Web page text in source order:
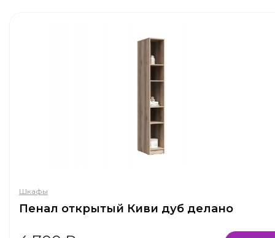
Шкафы
Пенал открытый Киви дуб делано